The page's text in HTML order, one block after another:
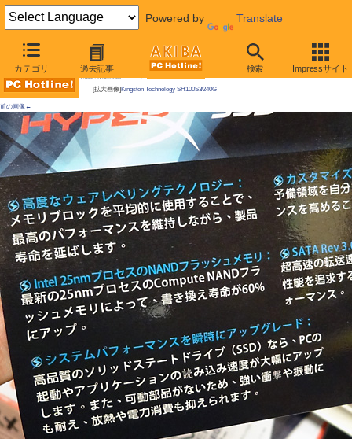
Powered by Translate
カテゴリ 過去記事 検索 Impressサイト
AKIBA PC Hotline!
[拡大画像] Kingston Technology SH100S3/240G
前の画像←